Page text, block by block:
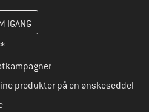
og opret i næste trin din
produkter på en ønskeseddel